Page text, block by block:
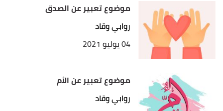
موضوع تعبير عن الصدق
روابي وقاد
04 يوليو 2021
موضوع تعبير عن الأم
روابي وقاد